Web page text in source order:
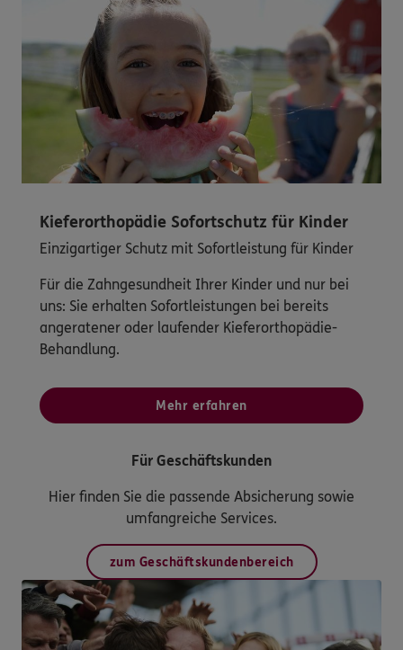
Kieferorthopädie Sofortschutz für Kinder
Einzigartiger Schutz mit Sofortleistung für Kinder
Für die Zahngesundheit Ihrer Kinder und nur bei
uns: Sie erhalten Sofortleistungen bei bereits
angeratener oder laufender Kieferorthopädie-
Behandlung.
Mehr erfahren
Für Geschäftskunden
Hier finden Sie die passende Absicherung sowie
umfangreiche Services.
zum Geschäftskundenbereich